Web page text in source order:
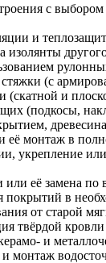
с
и
изолянты
(с
(скатной и
(подкосы,
её монтаж в
укрепление
или её замена по
в
от старой
твёрдой
и
монтаж